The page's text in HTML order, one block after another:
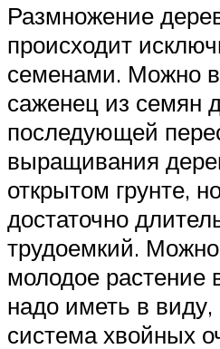
Размножение
происходит
семенами. Можно
саженец из семян
последующей
выращивания
открытом грунте,
достаточно
трудоемкий.
молодое растение
надо иметь в виду,
система хвойных